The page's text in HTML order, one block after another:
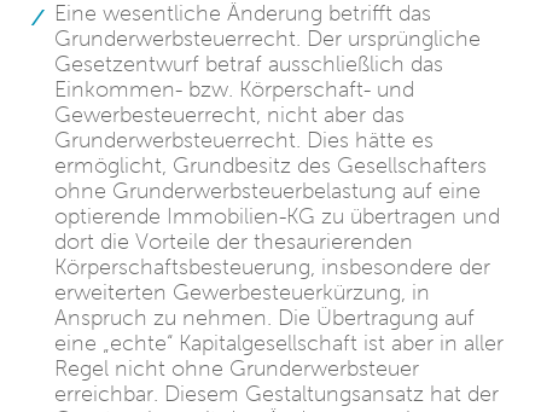
Eine wesentliche Änderung betrifft das
Grunderwerbsteuerrecht. Der ursprüngliche
Gesetzentwurf betraf ausschließlich das
Einkommen- bzw. Körperschaft- und
Gewerbesteuerrecht, nicht aber das
Grunderwerbsteuerrecht. Dies hätte es
ermöglicht, Grundbesitz des Gesellschafters
ohne Grunderwerbsteuerbelastung auf eine
optierende Immobilien-KG zu übertragen und
dort die Vorteile der thesaurierenden
Körperschaftsbesteuerung, insbesondere der
erweiterten Gewerbesteuerkürzung, in
Anspruch zu nehmen. Die Übertragung auf
eine „echte“ Kapitalgesellschaft ist aber in aller
Regel nicht ohne Grunderwerbsteuer
erreichbar. Diesem Gestaltungsansatz hat der